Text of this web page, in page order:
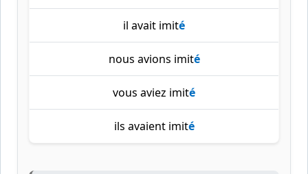
il avait imité
nous avions imité
vous aviez imité
ils avaient imité